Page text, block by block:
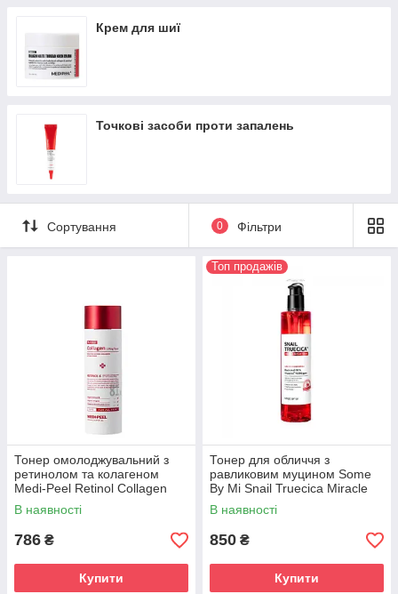
Крем для шиї
Точкові засоби проти запалень
Сортування 0 Фільтри
Тонер омолоджувальний з
ретинолом та колагеном
Medi-Peel Retinol Collagen
Lifting Toner 150 ml
В наявності
786 ₴
Купити
Топ продажів
Тонер для обличчя з
равликовим муцином Some
By Mi Snail Truecica Miracle
Repair Toner 135 ml
В наявності
850 ₴
Купити